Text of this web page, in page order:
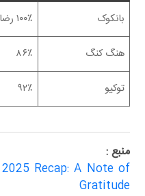
بانکوک ۱۰۰٪ رضایت
هنگ کنگ
۸۶٪
توکیو
۹۲٪
منبع :
Recap: A Note of
Gratitude